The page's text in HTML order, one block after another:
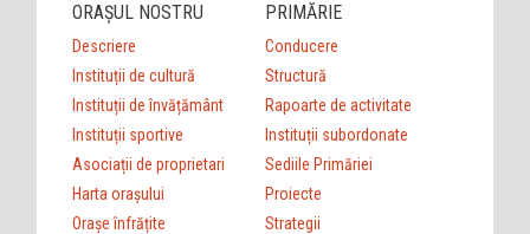
ORAȘUL NOSTRU
Descriere
Instituții de cultură
Instituții de învățământ
Instituții sportive
Asociații de proprietari
Harta orașului
Orașe înfrățite
PRIMĂRIE
Conducere
Structură
Rapoarte de activitate
Instituții subordonate
Sediile Primăriei
Proiecte
Strategii